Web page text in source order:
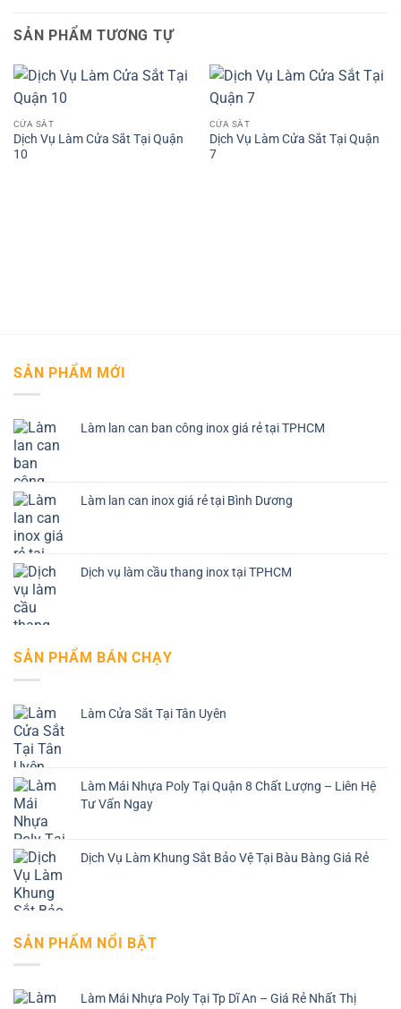
SẢN PHẨM TƯƠNG TỰ
CỬA SẮT
Dịch Vụ Làm Cửa Sắt Tại Quận
10
CỬA SẮT
Dịch Vụ Làm Cửa Sắt Tại Quận
7
SẢN PHẨM MỚI
Làm lan can ban công inox giá rẻ tại TPHCM
Làm lan can inox giá rẻ tại Bình Dương
Dịch vụ làm cầu thang inox tại TPHCM
SẢN PHẨM BÁN CHẠY
Làm Cửa Sắt Tại Tân Uyên
Làm Mái Nhựa Poly Tại Quận 8 Chất Lượng – Liên Hệ
Tư Vấn Ngay
Dịch Vụ Làm Khung Sắt Bảo Vệ Tại Bàu Bàng Giá Rẻ
SẢN PHẨM NỔI BẬT
Làm Mái Nhựa Poly Tại Tp Dĩ An – Giá Rẻ Nhất Thị